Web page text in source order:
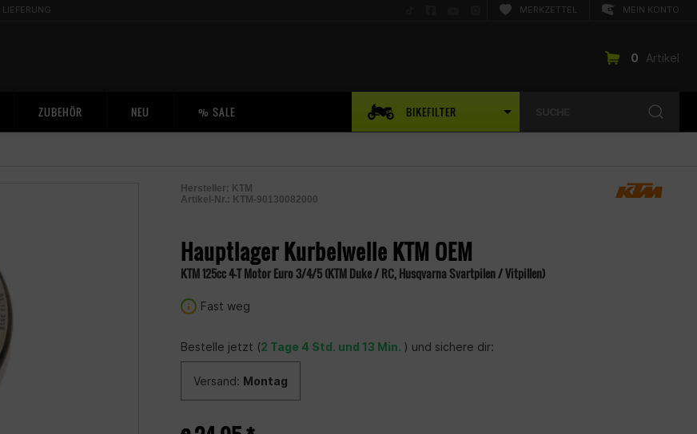
Folge
MERKZETTEL MEIN KONTO
0 Artikel
ZUBEHÖR NEU % SALE BIKEFILTER
Hersteller: KTM
Artikel-Nr.: KTM-90130082000
Hauptlager Kurbelwelle KTM OEM
KTM 125cc 4-T Motor Euro 3/4/5 (KTM Duke / RC, Husqvarna Svartpilen / Vitpillen)
Fast weg
Bestelle jetzt (2 Tage 4 Std. und 13 Min. ) und sichere dir:
Versand: Montag